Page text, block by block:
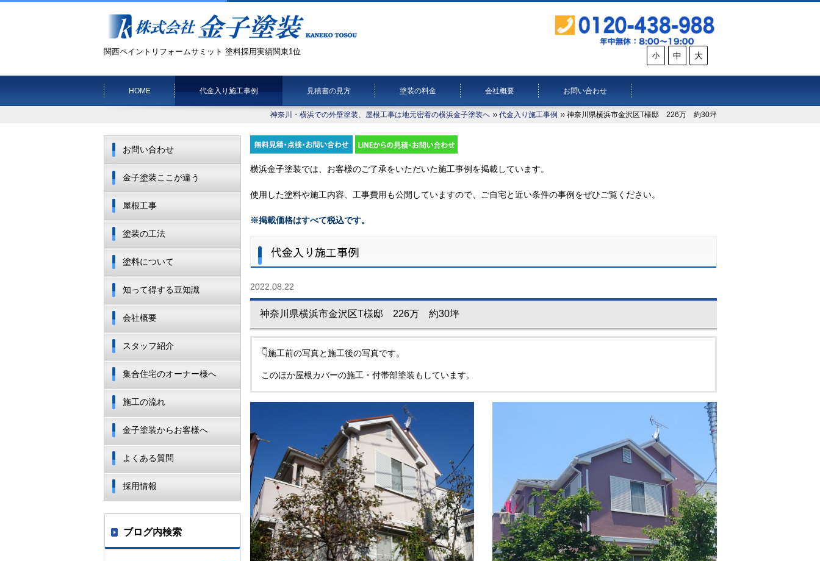
関西ペイントリフォームサミット 塗料採用実績関東1位 小 中 大
HOME 代金入り施工事例 見積書の見方 塗装の料金 会社概要 お問い合わせ
神奈川・横浜での外壁塗装、屋根工事は地元密着の横浜金子塗装へ 代金入り施工事例 神奈川県横浜市金沢区T様邸 226万 約30坪
横浜金子塗装では、お客様のご了承をいただいた施工事例を掲載しています。
使用した塗料や施工内容、工事費用も公開していますので、ご自宅と近い条件の事例をぜひご覧ください。
※掲載価格はすべて税込です。
代金入り施工事例
2022.08.22
神奈川県横浜市金沢区T様邸 226万 約30坪
👇施工前の写真と施工後の写真です。
このほか屋根カバーの施工・付帯部塗装もしています。
お問い合わせ
金子塗装ここが違う
屋根工事
塗装の工法
塗料について
知って得する豆知識
会社概要
スタッフ紹介
集合住宅のオーナー様へ
施工の流れ
金子塗装からお客様へ
よくある質問
採用情報
ブログ内検索